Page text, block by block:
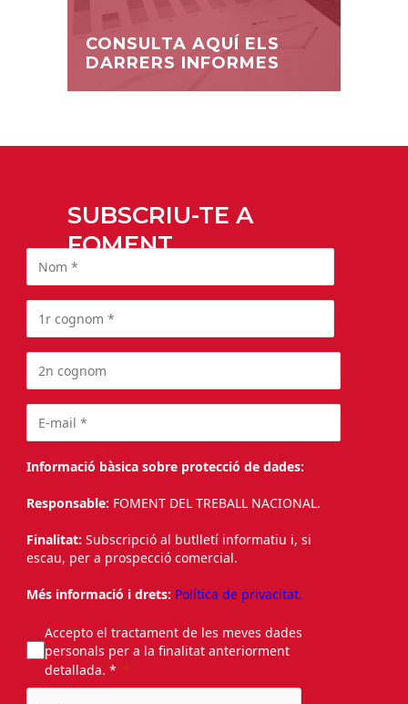
CONSULTA AQUÍ ELS
DARRERS INFORMES
SUBSCRIU-TE A
FOMENT
Informació bàsica sobre protecció de dades:
Responsable: FOMENT DEL TREBALL NACIONAL.
Finalitat: Subscripció al butlletí informatiu i, si
escau, per a prospecció comercial.
Més informació i drets: Política de privacitat.
Accepto el tractament de les meves dades
personals per a la finalitat anteriorment
detallada. *